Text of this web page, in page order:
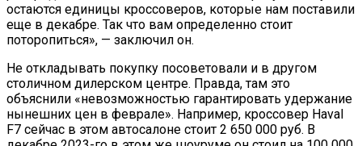
остаются единицы кроссоверов, которые нам поставили
еще в декабре. Так что вам определенно стоит
поторопиться», — заключил он.
Не откладывать покупку посоветовали и в другом
столичном дилерском центре. Правда, там это
объяснили «невозможностью гарантировать удержание
нынешних цен в феврале». Например, кроссовер Haval
F7 сейчас в этом автосалоне стоит 2 650 000 руб. В